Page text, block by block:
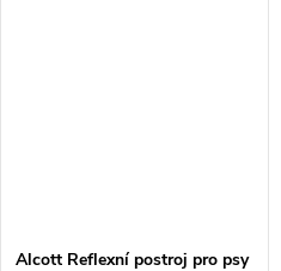
Alcott Reflexní postroj pro psy